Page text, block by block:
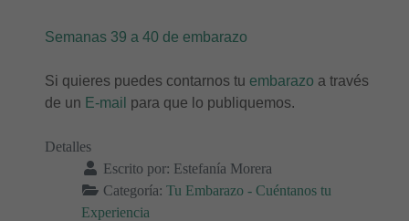
Semanas 39 a 40 de embarazo
Si quieres puedes contarnos tu embarazo a través
de un E-mail para que lo publiquemos.
Detalles
Escrito por: Estefanía Morera
Categoría: Tu Embarazo - Cuéntanos tu
Experiencia